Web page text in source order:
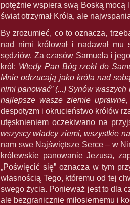
potężnie wspiera swą Boską mocą
świat otrzymał Króla, ale
By zrozumieć, co to oznacza,
nad nimi królował i nadawał mu
sędziów. Za czasów Samuela i
król: Wtedy Pan Bóg rzekł do
Mnie odrzucają jako króla nad
nimi panować” (...) Synów
najlepsze wasze ziemie
despotyzm i okrucieństwo królów
utęsknieniem oczekiwano na
wszyscy władcy ziemi, wszystkie
nam swe Najświętsze Serce – w
królewskie panowanie Jezusa,
„Poświęcić się” oznacza w tym
własnością Tego, któremu od tej
swego życia. Ponieważ jest to dla
ale bezgranicznie miłosiernemu i